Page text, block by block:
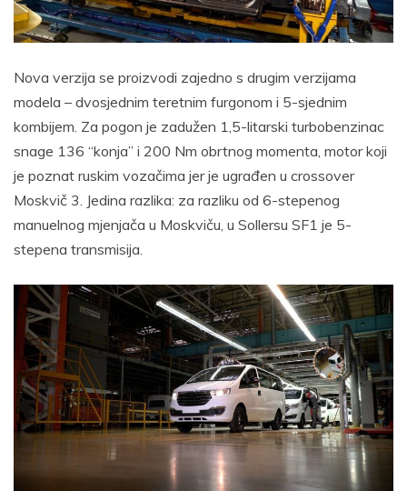
Nova verzija se proizvodi zajedno s drugim verzijama
modela – dvosjednim teretnim furgonom i 5-sjednim
kombijem. Za pogon je zadužen 1,5-litarski turbobenzinac
snage 136 “konja” i 200 Nm obrtnog momenta, motor koji
je poznat ruskim vozačima jer je ugrađen u crossover
Moskvič 3. Jedina razlika: za razliku od 6-stepenog
manuelnog mjenjača u Moskviču, u Sollersu SF1 je 5-
stepena transmisija.